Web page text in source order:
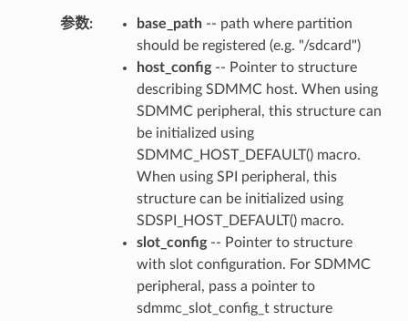
参数: base_path-- path where partition
should be registered (e.g. "/sdcard")
host_config-- Pointer to structure
describing SDMMC host. When using
SDMMC peripheral, this structure can
be initialized using
SDMMC_HOST_DEFAULT() macro.
When using SPI peripheral, this
structure can be initialized using
SDSPI_HOST_DEFAULT() macro.
slot_config-- Pointer to structure
with slot configuration. For SDMMC
peripheral, pass a pointer to
sdmmc_slot_config_t structure